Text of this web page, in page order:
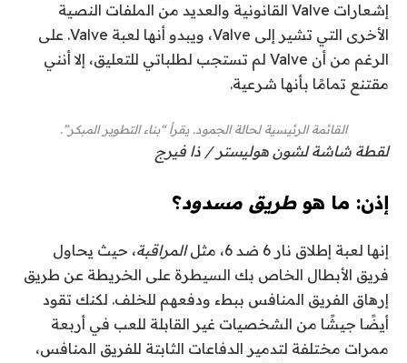
إشعارات Valve القانونية والعديد من الملفات النصية
الأخرى التي تشير إلى Valve، ويبدو أنها لعبة Valve. على
الرغم من أن Valve لم تستجب لطلباتي للتعليق، إلا أنني
مقتنع تمامًا بأنها شرعية.
القائمة الرئيسية لحالة الجمود. يقرأ “بناء التطوير المبكر”.
لقطة شاشة لشون هوليستر / ذا فيرج
إذن: ما هوطريق مسدود؟
إنها لعبة إطلاق نار 6 ضد 6، مثل المراقبة، حيث يحاول
فريق الأبطال الخاص بك السيطرة على الخريطة عن طريق
إرهاق الفريق المنافس ببطء ودفعهم للخلف. لكنك تقود
أيضًا جيشًا من الشخصيات غير القابلة للعب في أربعة
ممرات مختلفة لتدمير الدفاعات الثابتة للفريق المنافس،